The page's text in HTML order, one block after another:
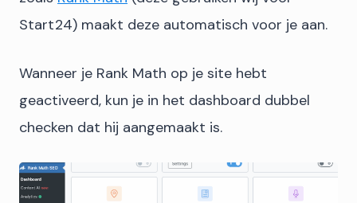
Start24) maakt deze automatisch voor je aan.
Wanneer je Rank Math op je site hebt
geactiveerd, kun je in het dashboard dubbel
checken dat hij aangemaakt is.